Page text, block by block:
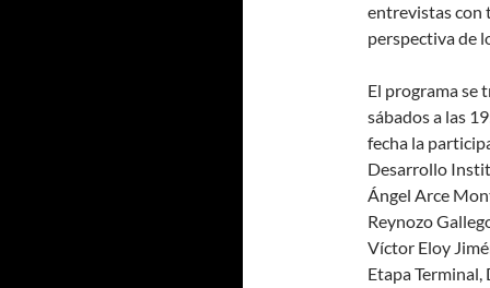
entrevistas con
perspectiva de
El programa se
sábados a las
fecha la
Desarrollo
Ángel Arce
Reynozo
Víctor Eloy
Etapa